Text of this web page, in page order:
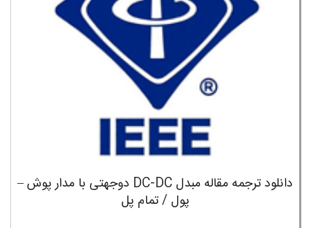
دانلود ترجمه مقاله مبدل DC-DC دوجهتی با مدار پوش –
پول / تمام پل